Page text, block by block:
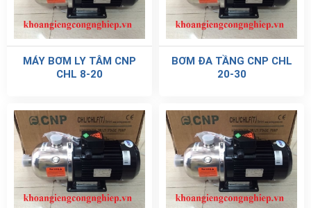
MÁY BƠM LY TÂM CNP
CHL 8-20
BƠM ĐA TẦNG CNP CHL
20-30